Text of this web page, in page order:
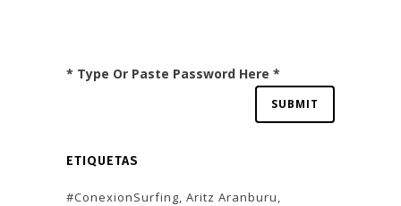
* Type Or Paste Password Here *
ETIQUETAS
#ConexionSurfing Aritz Aranburu